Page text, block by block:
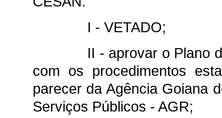
I - VETADO;
II - aprovar o Plano
com os procedimentos
parecer da Agência Goiana
Serviços Públicos - AGR;